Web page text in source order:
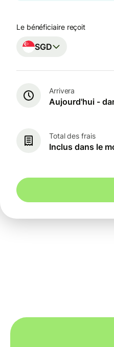
Le bénéficiaire reçoit
SGD
Arrivera
Aujourd'hui -
Total des frais
Inclus dans le